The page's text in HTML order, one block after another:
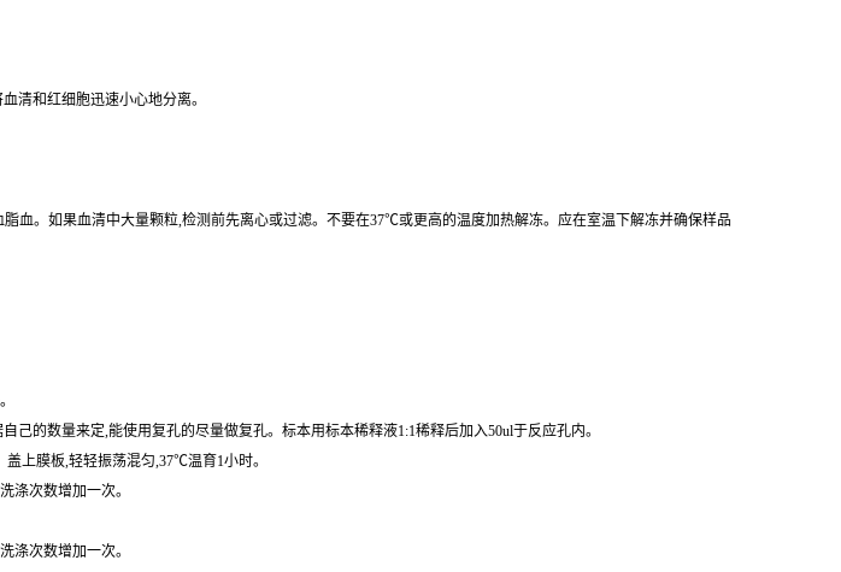
清和红细胞迅速小心地分离。
。如果血清中大量颗粒,检测前先离心或过滤。不要在37℃或更高的温度加热解冻。应在室温下解冻并确保样品
的数量来定,能使用复孔的尽量做复孔。标本用标本稀释液1:1稀释后加入50ul于反应孔内。
上膜板,轻轻振荡混匀,37℃温育1小时。
涤次数增加一次。
涤次数增加一次。